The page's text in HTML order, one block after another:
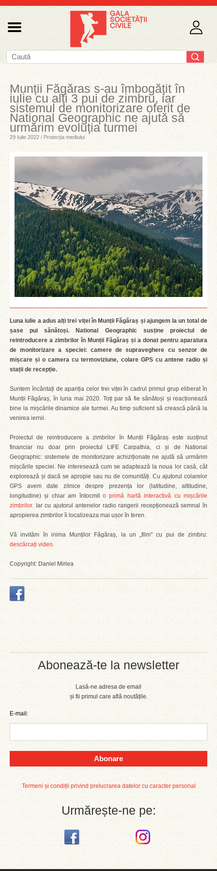
Abonează-te la newsletter
Lasă-ne adresa de email
și fii primul care află noutățile.
E-mail:
Abonare
Termeni și condiții privind prelucrarea datelor cu caracter personal
Urmărește-ne pe:
Munții Făgăras s-au îmbogățit în
iulie cu alți 3 pui de zimbru, iar
sistemul de monitorizare oferit de
National Geographic ne ajută să
urmărim evoluția turmei
29 Iulie 2022 / Protecția mediului
Luna iulie a adus alți trei viței în Munții Făgăraș și ajungem la un total de
șase pui sănătoși. National Geographic susține proiectul de
reintroducere a zimbrilor în Munții Făgăraș și a donat pentru aparatura
de monitorizare a speciei: camere de supraveghere cu senzor de
mișcare și o camera cu termoviziune, colare GPS cu antene radio și
stații de recepție.
Suntem încântați de apariția celor trei viței în cadrul primul grup eliberat în
Munții Făgăraș, în luna mai 2020. Toți par să fie sănătoși și reacționează
bine la mișcările dinamice ale turmei. Au timp suficient să crească până la
venirea iernii.
Proiectul de reintroducere a zimbrilor în Munții Făgăraș este susținut
financiar nu doar prin proiectul LIFE Carpathia, ci și de National
Geographic: sistemele de monitorizare achiziționate ne ajută să urmărim
mișcările speciei. Ne interesează cum se adaptează la noua lor casă, cât
explorează și dacă se apropie sau nu de comunități. Cu ajutorul colarelor
GPS avem date zilnice despre prezența lor (latitudine, altitudine,
longitudine) și chiar am întocmit o primă hartă interactivă cu mișcările
zimbrilor. Iar cu ajutorul antenelor radio rangerii recepționează semnal în
apropierea zimbrilor îi localizeaza mai ușor în teren.
Vă invităm în inima Munților Făgăraș, la un „film" cu pui de zimbru:
descărcați video.
Copyright: Daniel Mirlea